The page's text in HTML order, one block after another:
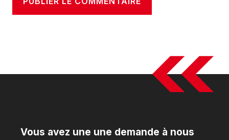
Vous avez une une demande à nous